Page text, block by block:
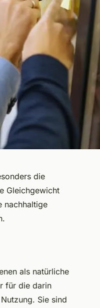
die
Gleichgewicht
nachhaltige
als natürliche
für die darin
Sie sind